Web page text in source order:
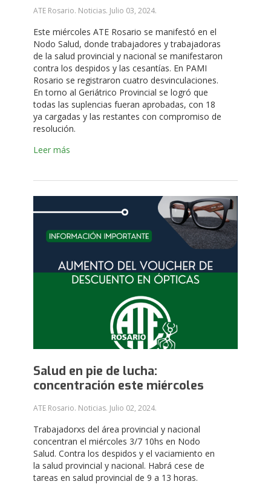
ATE Rosario. Noticias. Julio 03, 2024.
Este miércoles ATE Rosario se manifestó en el
Nodo Salud, donde trabajadores y trabajadoras
de la salud provincial y nacional se manifestaron
contra los despidos y las cesantías. En PAMI
Rosario se registraron cuatro desvinculaciones.
En torno al Geriátrico Provincial se logró que
todas las suplencias fueran aprobadas, con 18
ya cargadas y las restantes con compromiso de
resolución.
Leer más
Salud en pie de lucha:
concentración este miércoles
ATE Rosario. Noticias. Julio 02, 2024.
Trabajadorxs del área provincial y nacional
concentran el miércoles 3/7 10hs en Nodo
Salud. Contra los despidos y el vaciamiento en
la salud provincial y nacional. Habrá cese de
tareas en salud provincial de 9 a 13 horas.